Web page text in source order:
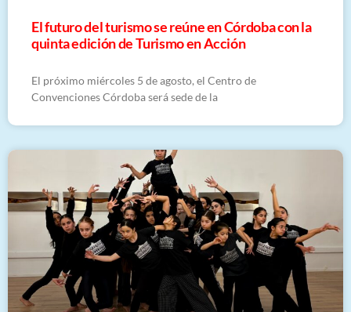
El futuro del turismo se reúne en Córdoba con la
quinta edición de Turismo en Acción
El próximo miércoles 5 de agosto, el Centro de
Convenciones Córdoba será sede de la